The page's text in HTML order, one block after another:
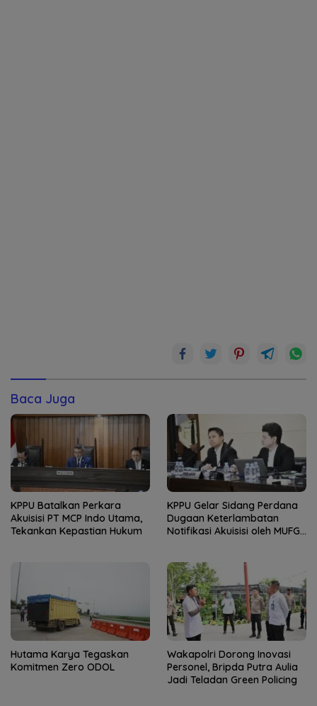
Baca Juga
KPPU Batalkan Perkara
Akuisisi PT MCP Indo Utama,
Tekankan Kepastian Hukum
KPPU Gelar Sidang Perdana
Dugaan Keterlambatan
Notifikasi Akuisisi oleh MUFG
Hutama Karya Tegaskan
Komitmen Zero ODOL
Wakapolri Dorong Inovasi
Personel, Bripda Putra Aulia
Jadi Teladan Green Policing